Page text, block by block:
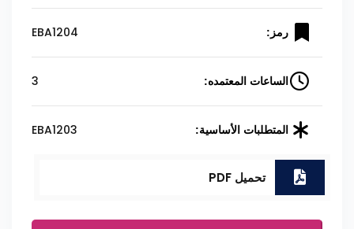
رمز: EBA1204
الساعات المعتمده: 3
المتطلبات الأساسية: EBA1203
تحميل PDF